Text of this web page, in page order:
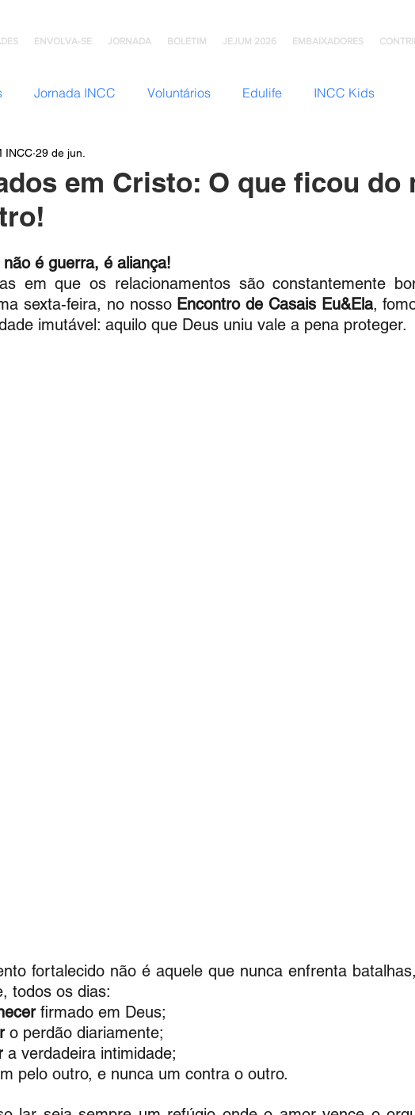
ENVOLVA-SE JORNADA BOLETIM JEJUM 2026 EMBAIXADORES
Jornada INCC Voluntários Edulife INCC Kids
JNI (Jovens)
de Comunhão
Acolhimento INCC Extensões Nazareno Central Music
em Cristo: O que ficou do
INCC 29 de jun.
é guerra, é aliança!
em que os relacionamentos são constantemente
sexta-feira, no nosso Encontro de Casais Eu&Ela,
imutável: aquilo que Deus uniu vale a pena proteger.
fortalecido não é aquele que nunca enfrenta
todos os dias:
firmado em Deus;
o perdão diariamente;
a verdadeira intimidade;
pelo outro, e nunca um contra o outro.